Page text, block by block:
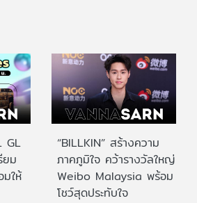
GL
ยม
ให้
“BILLKIN” สร้างความ
ภาคภูมิใจ คว้ารางวัลใหญ่
Weibo Malaysia พร้อม
โชว์สุดประทับใจ